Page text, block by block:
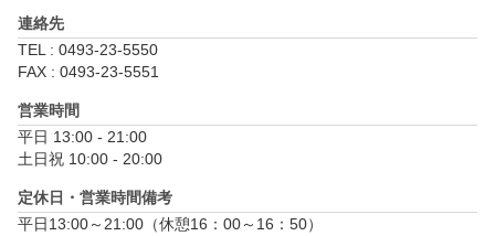
連絡先
TEL : 0493-23-5550
FAX : 0493-23-5551
営業時間
平日 13:00 - 21:00
土日祝 10:00 - 20:00
定休日・営業時間備考
平日13:00～21:00（休憩16：00～16：50）